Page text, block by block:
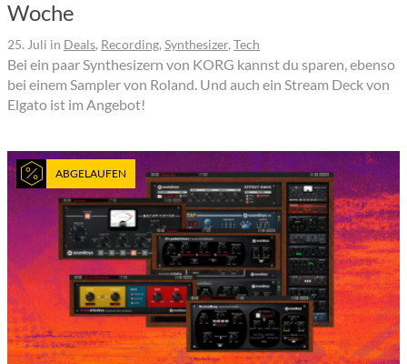
Woche
25. Juli in Deals, Recording, Synthesizer, Tech
Bei ein paar Synthesizern von KORG kannst du sparen, ebenso
bei einem Sampler von Roland. Und auch ein Stream Deck von
Elgato ist im Angebot!
ABGELAUFEN